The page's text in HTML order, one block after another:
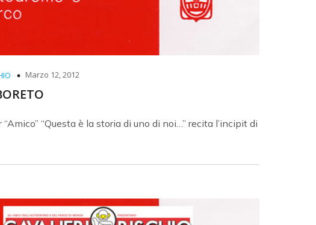
Marzo 12, 2012
“Questa è la storia di uno di noi…” recita l’incipit di